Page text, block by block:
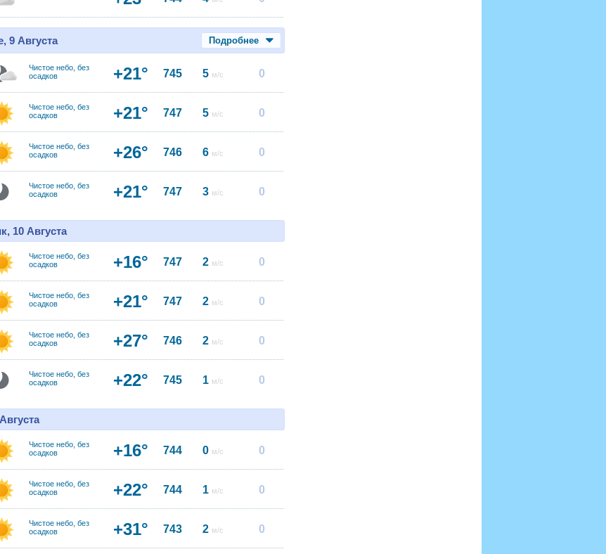
9 Августа Подробнее
Чистое небо, без
осадков
+21° 745 5 м/с 0
Чистое небо, без
осадков
+21° 747 5 м/с 0
Чистое небо, без
осадков
+26° 746 6 м/с 0
Чистое небо, без
осадков
+21° 747 3 м/с 0
10 Августа
Чистое небо, без
осадков
+16° 747 2 м/с 0
Чистое небо, без
осадков
+21° 747 2 м/с 0
Чистое небо, без
осадков
+27° 746 2 м/с 0
Чистое небо, без
осадков
+22° 745 1 м/с 0
Чистое небо, без
осадков
+16° 744 0 м/с 0
Чистое небо, без
осадков
+22° 744 1 м/с 0
Чистое небо, без
осадков
+31° 743 2 м/с 0